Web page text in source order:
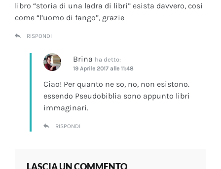
libro “storia di una ladra di libri” esista davvero, cosi
come “l’uomo di fango”, grazie
RISPONDI
Brina ha detto:
19 Aprile 2017 alle 11:48
Ciao! Per quanto ne so, no, non esistono.
essendo Pseudobiblia sono appunto libri
immaginari.
RISPONDI
LASCIA UN COMMENTO